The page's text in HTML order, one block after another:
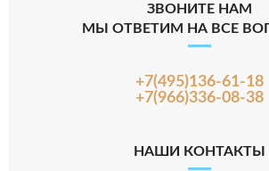
ЗВОНИТЕ НАМ
МЫ ОТВЕТИМ НА ВСЕ
+7(495)136-61-18
+7(966)336-08-38
НАШИ КОНТАКТЫ